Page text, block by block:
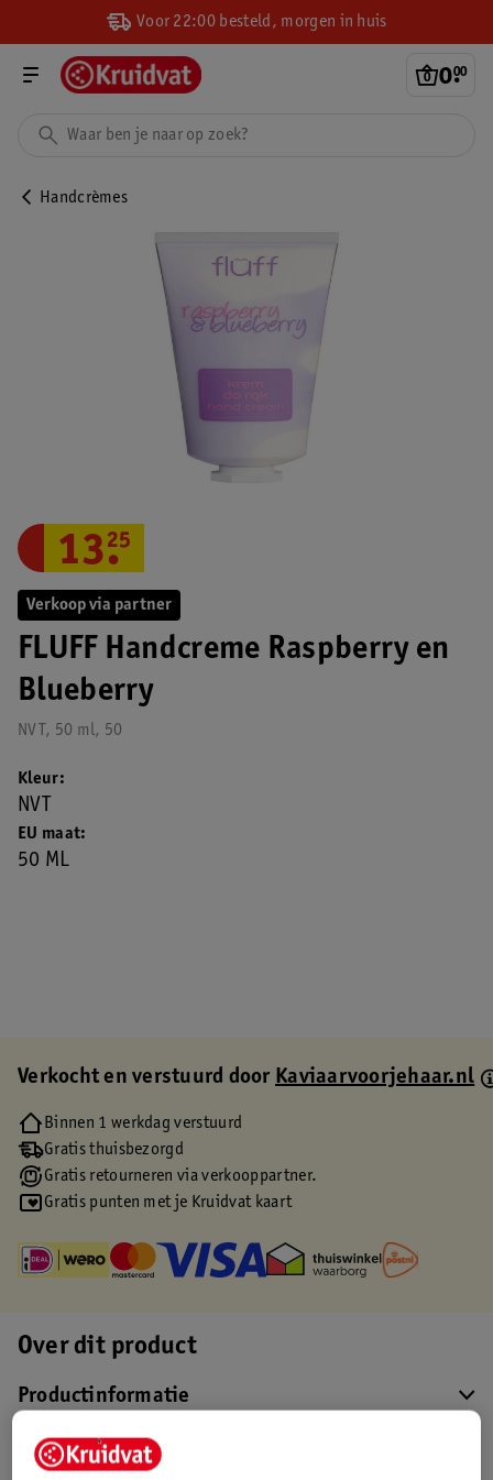
Voor 22:00 besteld, morgen in huis
0.
00
Handcrèmes
Verkoop via partner
FLUFF Handcreme Raspberry en
Blueberry
NVT, 50 ml, 50
13.
25
EU maat
50 ML
Kleur
NVT
Verkocht en verstuurd doorKaviaarvoorjehaar.nl
Binnen 1 werkdag verstuurd
Gratis thuisbezorgd
Gratis retourneren via verkooppartner.
Gratis punten met je Kruidvat kaart
Over dit product
Productinformatie
Etiketinformatie